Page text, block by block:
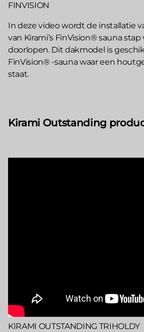
FINVISION
In deze video wordt de installatie
van Kirami’s FinVision® sauna stap
doorlopen. Dit dakmodel is
FinVision® -sauna waar een
staat.
Kirami Outstanding
KIRAMI OUTSTANDING TRIHOLDY